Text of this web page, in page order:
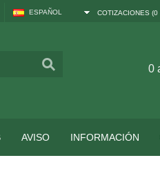
ESPAÑOL COTIZACIONES (0
0
AVISO INFORMACIÓN